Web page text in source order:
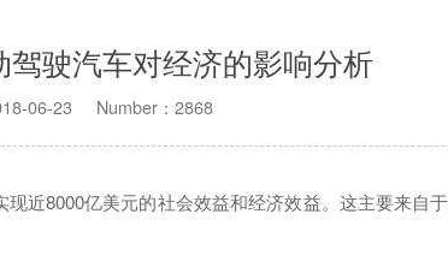
驾驶汽车对经济的影响分析
06-23 Number：2868
现近8000亿美元的社会效益和经济效益。这主要来自